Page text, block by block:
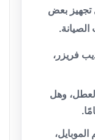
بعض
فريزر،
وهل
الموبايل،